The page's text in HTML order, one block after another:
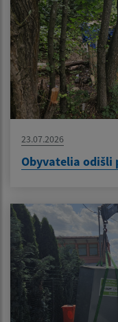
23.07.2026
Obyvatelia odišli